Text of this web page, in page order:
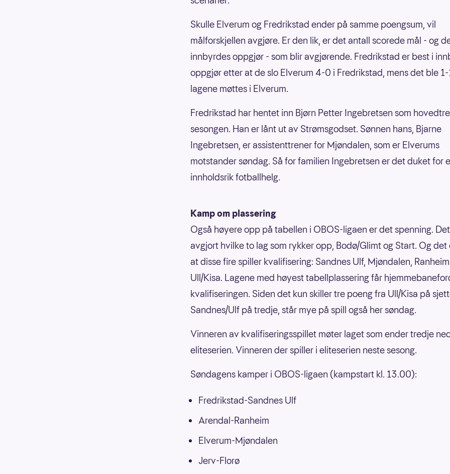
Skulle Elverum og Fredrikstad ender på samme poengsum, vil
målforskjellen avgjøre. Er den lik, er det antall scorede mål - og
innbyrdes oppgjør - som blir avgjørende. Fredrikstad er best i
oppgjør etter at de slo Elverum 4-0 i Fredrikstad, mens det ble 1-
lagene møttes i Elverum.
Fredrikstad har hentet inn Bjørn Petter Ingebretsen som
sesongen. Han er lånt ut av Strømsgodset. Sønnen hans, Bjarne
Ingebretsen, er assistenttrener for Mjøndalen, som er Elverums
motstander søndag. Så for familien Ingebretsen er det duket for
innholdsrik fotballhelg.
Kamp om plassering
Også høyere opp på tabellen i OBOS-ligaen er det spenning.
avgjort hvilke to lag som rykker opp, Bodø/Glimt og Start. Og det
at disse fire spiller kvalifisering: Sandnes Ulf, Mjøndalen,
Ull/Kisa. Lagene med høyest tabellplassering får
kvalifiseringen. Siden det kun skiller tre poeng fra Ull/Kisa på
Sandnes/Ulf på tredje, står mye på spill også her søndag.
Vinneren av kvalifiseringsspillet møter laget som ender tredje
eliteserien. Vinneren der spiller i eliteserien neste sesong.
Søndagens kamper i OBOS-ligaen (kampstart kl. 13.00):
Fredrikstad-Sandnes Ulf
Arendal-Ranheim
Elverum-Mjøndalen
Jerv-Florø